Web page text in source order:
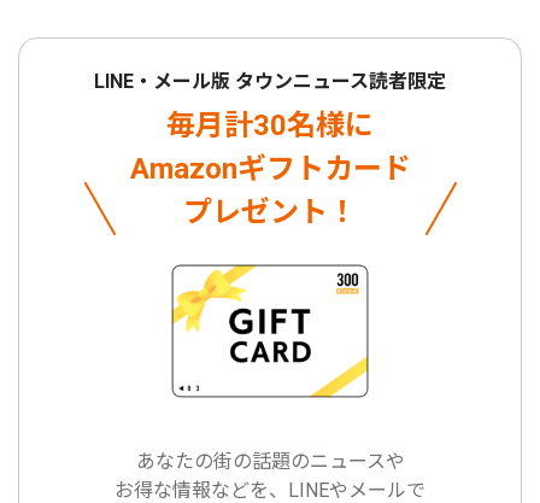
LINE・メール版 タウンニュース読者限定
毎月計30名様に
Amazonギフトカード
プレゼント！
あなたの街の話題のニュースや
お得な情報などを、LINEやメールで